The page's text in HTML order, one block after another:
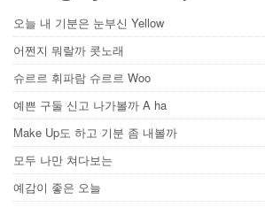
오늘 내 기분은 눈부신 Yellow
어쩐지 뭐랄까 콧노래
슈르르 휘파람 슈르르 Woo
예쁜 구둘 신고 나가볼까 A ha
Make Up도 하고 기분 좀 내볼까
모두 나만 쳐다보는
예감이 좋은 오늘